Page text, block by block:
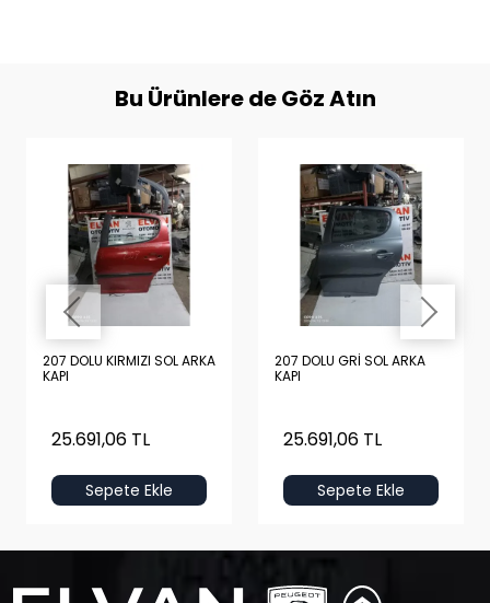
Bu Ürünlere de Göz Atın
207 DOLU KIRMIZI SOL ARKA
KAPI
25.691,06 TL
Sepete Ekle
207 DOLU GRİ SOL ARKA
KAPI
25.691,06 TL
Sepete Ekle